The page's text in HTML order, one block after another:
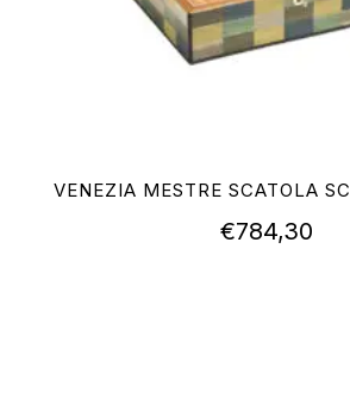
VENEZIA MESTRE SCATOLA
€784,30